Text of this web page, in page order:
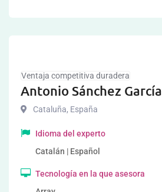
Ventaja competitiva duradera
Antonio Sánchez García
Cataluña, España
Idioma del experto
Catalán | Español
Tecnología en la que asesora